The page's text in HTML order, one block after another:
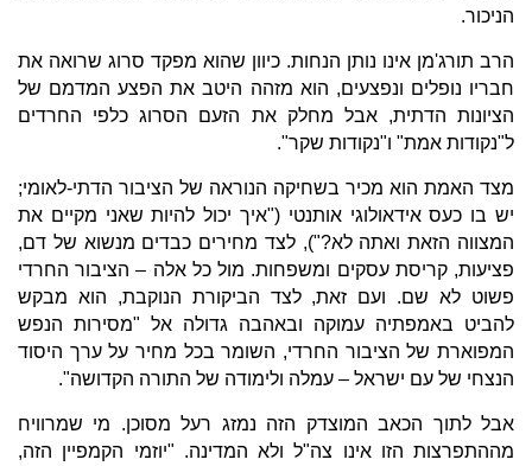
הניכור.
הרב תורג'מן אינו נותן הנחות. כיוון שהוא מפקד סרוג שרואה את
חבריו נופלים ונפצעים, הוא מזהה היטב את הפצע המדמם של
הציונות הדתית, אבל מחלק את הזעם הסרוג כלפי החרדים
ל"נקודות אמת" ו"נקודות שקר".
מצד האמת הוא מכיר בשחיקה הנוראה של הציבור הדתי-לאומי;
יש בו כעס אידאולוגי אותנטי ("איך יכול להיות שאני מקיים את
המצווה הזאת ואתה לא?"), לצד מחירים כבדים מנשוא של דם,
פציעות, קריסת עסקים ומשפחות. מול כל אלה – הציבור החרדי
פשוט לא שם. ועם זאת, לצד הביקורת הנוקבת, הוא מבקש
להביט באמפתיה עמוקה ובאהבה גדולה אל "מסירות הנפש
המפוארת של הציבור החרדי, השומר בכל מחיר על ערך היסוד
הנצחי של עם ישראל – עמלה ולימודה של התורה הקדושה".
אבל לתוך הכאב המוצדק הזה נמזג רעל מסוכן. מי שמרוויח
מההתפרצות הזו אינו צה"ל ולא המדינה. "יוזמי הקמפיין הזה,